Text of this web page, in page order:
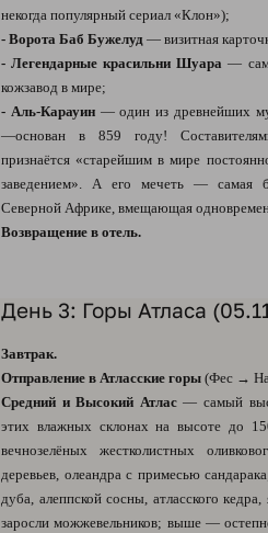
некогда популярный сериал «Клон»);
- Ворота Баб Бужелуд — визитная
- Легендарные красильни Шуара —
кожзавод в мире;
- Аль-Карауин — один из древнейших
—основан в 859 году!
признаётся «старейшим в мире
заведением». А его мечеть — самая
Северной Африке, вмещающая
Возвращение в отель.
День 3: Горы Атласа
Завтрак.
Отправление в Атласские горы (Фес →
Средний и Высокий Атлас— самый
этих влажных склонах на высоте до
вечнозелёных жестколистных
деревьев, олеандра с примесью
дуба, алеппской сосны, атласского
заросли можжевельников; выше —